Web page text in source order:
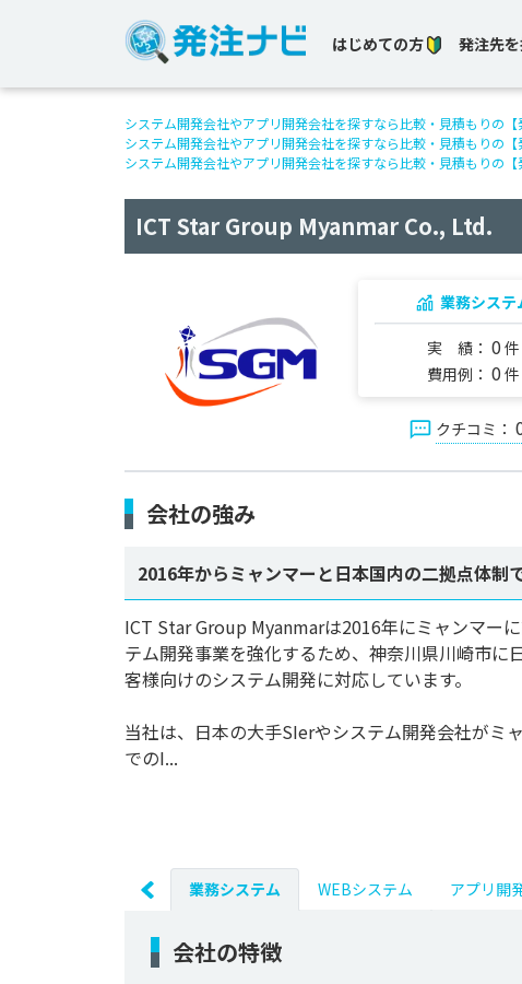
はじめての方 発注先
システム開発会社やアプリ開発会社を探すなら比較・見積もりの【
システム開発会社やアプリ開発会社を探すなら比較・見積もりの【
システム開発会社やアプリ開発会社を探すなら比較・見積もりの【
ICT Star Group Myanmar Co., Ltd.
業務システ
実 績： 0 件
費用例： 0 件
クチコミ：
会社の強み
2016年からミャンマーと日本国内の二拠点体
ICT Star Group Myanmarは2016年にミャンマー
テム開発事業を強化するため、神奈川県川崎市
客様向けのシステム開発に対応しています。
当社は、日本の大手SIerやシステム開発会社がミ
でのI...
業務システム WEBシステム アプリ開
会社の特徴